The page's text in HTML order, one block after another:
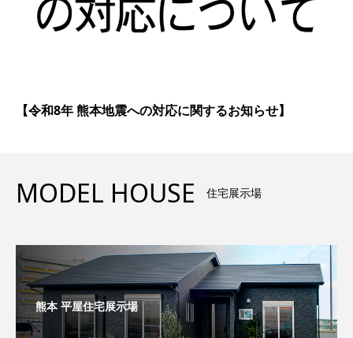
【令和8年 熊本地震への対応に関するお知らせ】
MODEL HOUSE 住宅展示場
熊本 平屋住宅展示場